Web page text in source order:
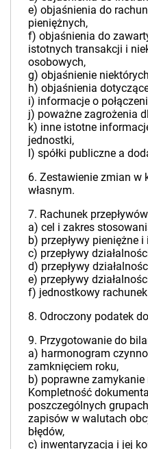
e) objaśnienia do
pieniężnych,
f) objaśnienia do
istotnych transakcji i
osobowych,
g) objaśnienie
h) objaśnienia
i) informacje o
j) poważne zagrożenia
k) inne istotne
jednostki,
l) spółki publiczne a
6. Zestawienie zmian w
własnym.
7. Rachunek
a) cel i zakres
b) przepływy pieniężne
c) przepływy
d) przepływy
e) przepływy
f) jednostkowy
8. Odroczony podatek
9. Przygotowanie do
a) harmonogram
zamknięciem roku,
b) poprawne zamykanie
Kompletność
poszczególnych
zapisów w walutach
błędów,
c) inwentaryzacja i jej